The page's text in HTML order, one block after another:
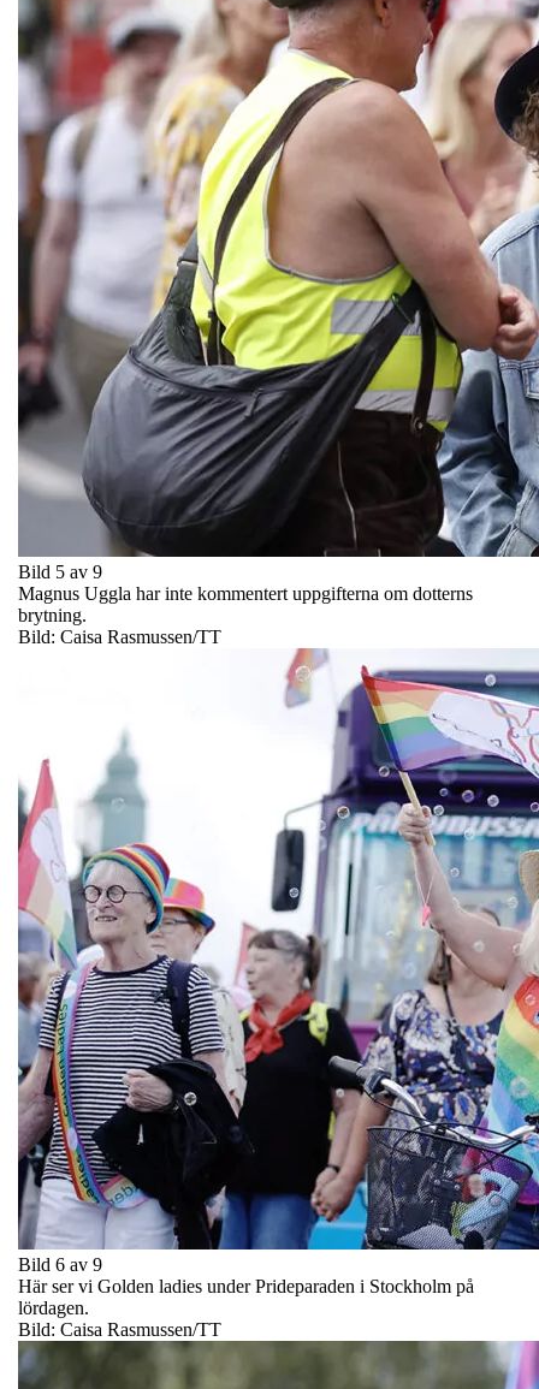
Bild 5 av 9
Magnus Uggla har inte kommentert uppgifterna om dotterns
brytning.
Bild: Caisa Rasmussen/TT
Bild 6 av 9
Här ser vi Golden ladies under Prideparaden i Stockholm på
lördagen.
Bild: Caisa Rasmussen/TT